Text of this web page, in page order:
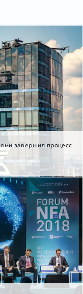
завершил процесс